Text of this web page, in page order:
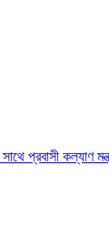
প্রবাসী কল্যাণ